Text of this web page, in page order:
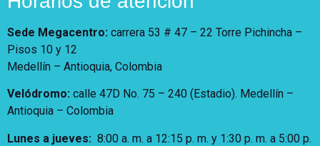
Sede Megacentro: carrera 53 # 47 – 22 Torre Pichincha –
Pisos 10 y 12
Medellín – Antioquia, Colombia
Velódromo: calle 47D No. 75 – 240 (Estadio). Medellín –
Antioquia – Colombia
Lunes a jueves: 8:00 a. m. a 12:15 p. m. y 1:30 p. m. a 5:00 p.